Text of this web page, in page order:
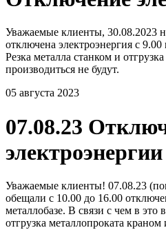
Уважаемые клиенты, 30.08.2023
отключена электроэнергия с
Резка металла станком и
производиться не будут.
05 августа 2023
07.08.23
электроэнергии
Уважаемые клиенты! 07.08.23
обещали с 10.00 до 16.00
металлобазе. В связи с чем в это
отгрузка металлопроката краном